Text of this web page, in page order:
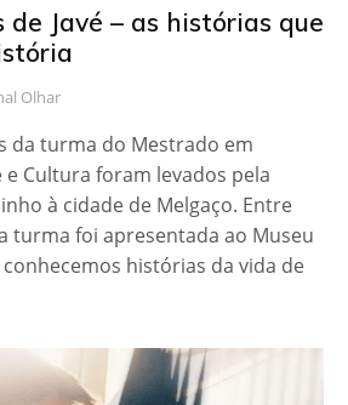
de Javé – as histórias que
Olhar
da turma do Mestrado em
e Cultura foram levados pela
à cidade de Melgaço. Entre
turma foi apresentada ao Museu
histórias da vida de